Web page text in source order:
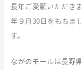
長年ご愛顧いただき
年９月30日をもちま
す。
ながのモールは長野